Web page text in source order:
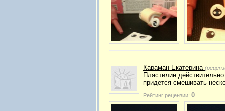
Караман Екатерина
Пластилин
придется смешивать
Рейтинг рецензии: 0